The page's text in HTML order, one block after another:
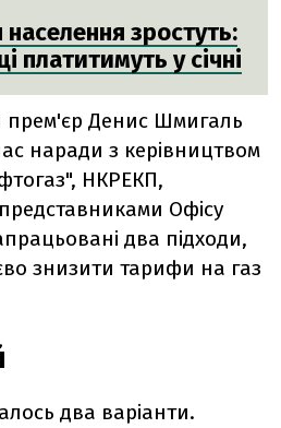
населення зростуть:
платитимуть у січні
прем'єр Денис Шмигаль
наради з керівництвом
НКРЕКП,
Офісу
два підходи,
знизити тарифи на газ
два варіанти.